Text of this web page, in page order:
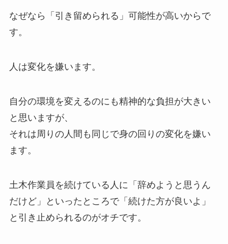
なぜなら「引き留められる」可能性が高いからで
す。
人は変化を嫌います。
自分の環境を変えるのにも精神的な負担が大きい
と思いますが、
それは周りの人間も同じで身の回りの変化を嫌い
ます。
土木作業員を続けている人に「辞めようと思うん
だけど」といったところで「続けた方が良いよ」
と引き止められるのがオチです。